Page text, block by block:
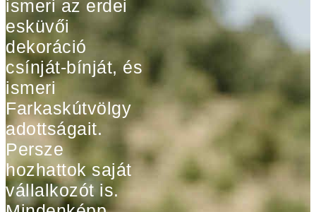
ismeri az erdei
esküvői
dekoráció
csínját-bínját, és
ismeri
Farkaskútvölgy
adottságait.
Persze
hozhattok saját
vállalkozót is.